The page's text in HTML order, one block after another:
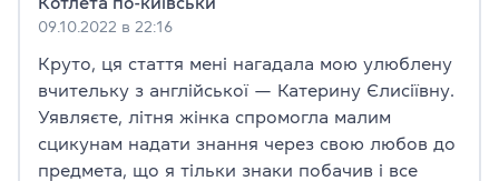
09.10.2022 в 22:16
Круто, ця стаття мені нагадала мою улюблену
вчительку з англійської — Катерину Єлисіївну.
Уявляєте, літня жінка спромогла малим
сцикунам надати знання через свою любов до
предмета, що я тільки знаки побачив і все